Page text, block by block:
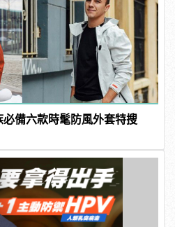
備六款時髦防風外套特搜